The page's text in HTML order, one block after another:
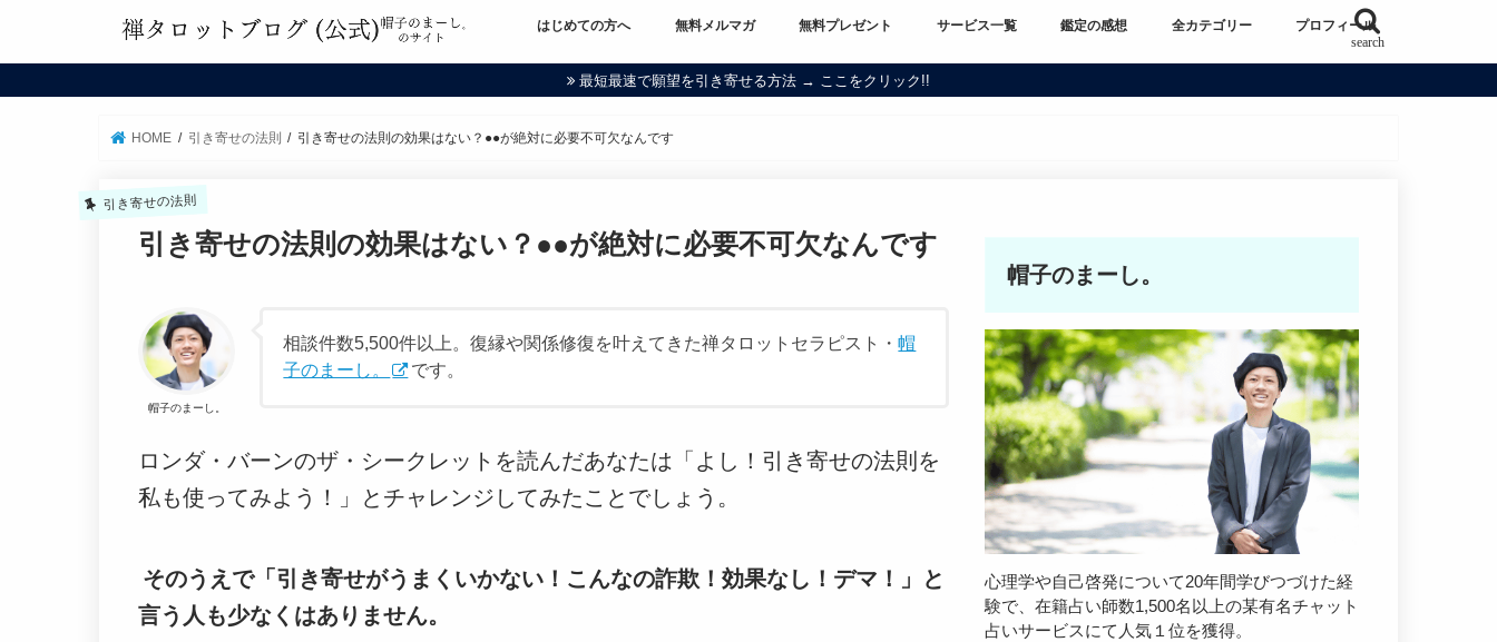
search
はじめての方へ 無料メルマガ 無料プレゼント サービス一覧 鑑定の感想 全カテゴリー プロフィール
最短最速で願望を引き寄せる方法 → ここをクリック!!
HOME 引き寄せの法則 引き寄せの法則の効果はない？●●が絶対に必要不可欠なんです
引き寄せの法則
引き寄せの法則の効果はない？●●が絶対に必要不可欠なんです
帽子のまーし。
相談件数5,500件以上。復縁や関係修復を叶えてきた禅タロットセラピスト・帽
子のまーし。
です。
ロンダ・バーンのザ・シークレットを読んだあなたは「よし！引き寄せの法則を
私も使ってみよう！」とチャレンジしてみたことでしょう。
そのうえで「引き寄せがうまくいかない！こんなの詐欺！効果なし！デマ！」と
言う人も少なくはありません。
帽子のまーし。
心理学や自己啓発について20年間学びつづけた経
験で、在籍占い師数1,500名以上の某有名チャット
占いサービスにて人気１位を獲得。